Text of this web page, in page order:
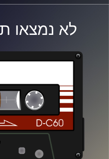
לא נמצאו